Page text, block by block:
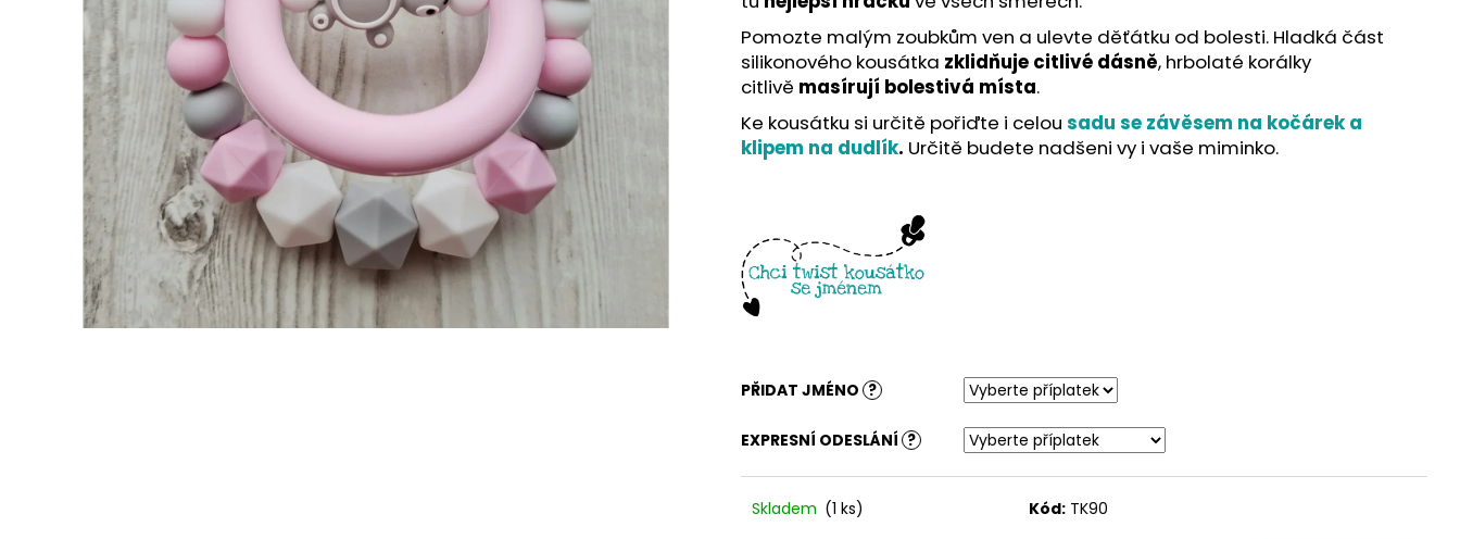
Pomozte malým zoubkům ven a ulevte děťátku od bolesti. Hladká část
silikonového kousátka zklidňuje citlivé dásně, hrbolaté korálky
citlivě masírují bolestivá místa.
Ke kousátku si určitě pořiďte i celou sadu se závěsem na kočárek a
klipem na dudlík. Určitě budete nadšeni vy i vaše miminko.
PŘIDAT JMÉNO ?
EXPRESNÍ ODESLÁNÍ ?
Skladem (1 ks) Kód: TK90